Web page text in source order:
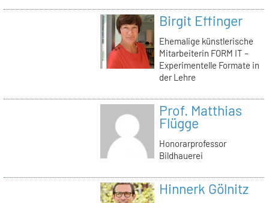
Birgit Effinger
Ehemalige künstlerische
Mitarbeiterin FORM IT –
Experimentelle Formate in
der Lehre
Prof. Matthias
Flügge
Honorarprofessor
Bildhauerei
Hinnerk Gölnitz